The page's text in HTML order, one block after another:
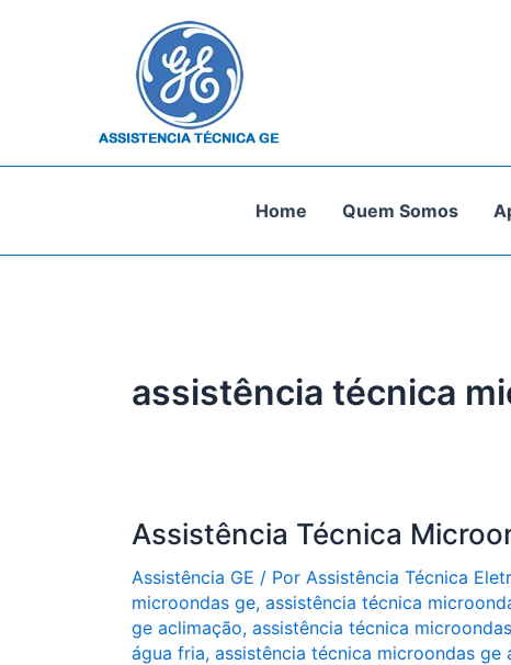
Home Quem Somos
assistência técnica
Assistência Técnica
Assistência GE / Por Assistência Técnica
microondas ge, assistência técnica
ge aclimação, assistência técnica
água fria, assistência técnica microondas ge